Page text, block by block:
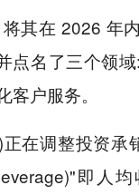
其在 2026 年
点名了三个领
户服务。
在调整投资承
即人